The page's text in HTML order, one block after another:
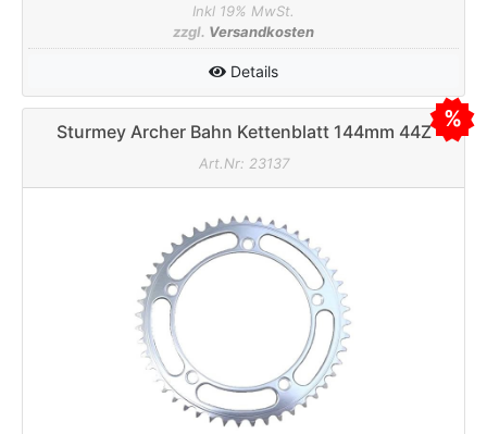
Inkl 19% MwSt.
zzgl. Versandkosten
Details
Sturmey Archer Bahn Kettenblatt 144mm 44Z
Art.Nr: 23137